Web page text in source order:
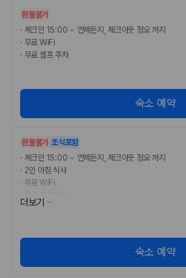
격비교 플랫폼입니다.
누적 이용 고객수
20,871,562
예약 가능 차량
전국 렌트카 지점
제주렌트카 가격비교 자주 묻
A. 대여일, 반납일, 인수 지역을 선택하면 제
Q. 제주 렌트카 최저가는 무엇을 기준으
Q. 제주공항 근처 렌트카도 비교할 수 있나
Q. 제주 렌트카 가격비교 시 보험도 함께
Q. 가족 여행에는 어떤 제주 렌트카를 비
환불불가
· 체크인 15:00 ~ 언제든지, 체크아웃 정오 까지
· 무료 WiFi
· 무료 셀프 주차
숙소 예약
환불불가 조식포함
· 체크인 15:00 ~ 언제든지, 체크아웃 정오 까지
· 2인 아침 식사
· 무료 WiFi
더보기
숙소 예약